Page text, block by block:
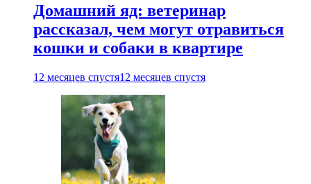
Домашний яд: ветеринар
рассказал, чем могут отравиться
кошки и собаки в квартире
12 месяцев спустя12 месяцев спустя